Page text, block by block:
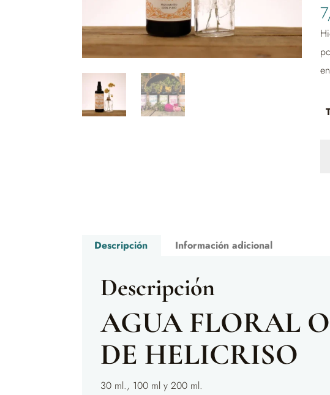
Descripción Información adicional
Descripción
AGUA FLORAL
DE HELICRISO
30 ml., 100 ml y 200 ml.